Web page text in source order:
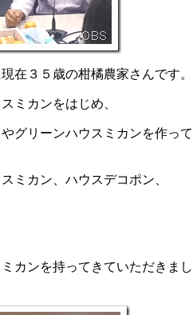
在３５歳の柑橘農家さんです。
ミカンをはじめ、
グリーンハウスミカンを作って
ミカン、ハウスデコポン、
カンを持ってきていただきまし